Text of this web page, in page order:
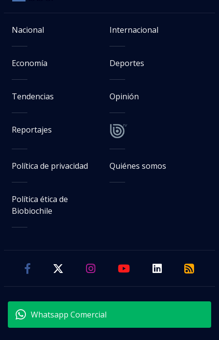
Nacional Internacional
Economía Deportes
Tendencias Opinión
Reportajes
Política de privacidad Quiénes somos
Política ética de
Biobiochile
Whatsapp Comercial